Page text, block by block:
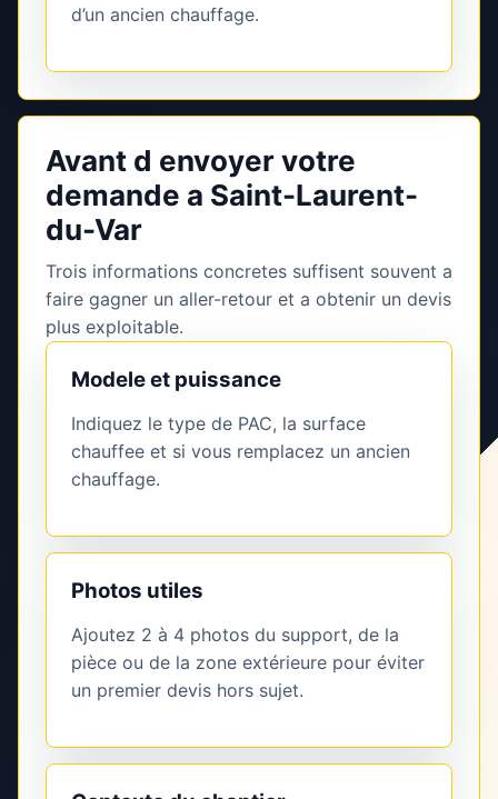
d’un ancien chauffage.
Avant d envoyer votre
demande a Saint-Laurent-
du-Var
Trois informations concretes suffisent souvent a
faire gagner un aller-retour et a obtenir un devis
plus exploitable.
Modele et puissance
Indiquez le type de PAC, la surface
chauffee et si vous remplacez un ancien
chauffage.
Photos utiles
Ajoutez 2 à 4 photos du support, de la
pièce ou de la zone extérieure pour éviter
un premier devis hors sujet.